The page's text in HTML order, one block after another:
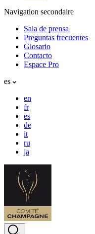
Navigation secondaire
Sala de prensa
Preguntas frecuentes
Glosario
Contacto
Espace Pro
es
en
fr
es
de
it
ru
ja